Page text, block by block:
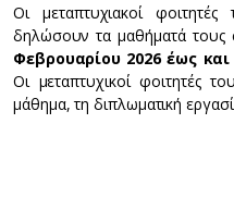
Οι μεταπτυχιακοί
δηλώσουν τα μαθήματά τους
Φεβρουαρίου 2026 έως
Οι μεταπτυχικοί φοιτητές
μάθημα, τη διπλωματική